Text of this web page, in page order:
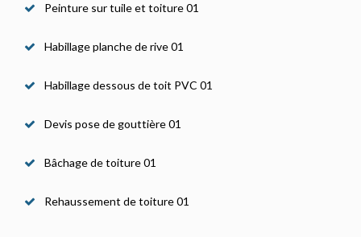
Peinture sur tuile et toiture 01
Habillage planche de rive 01
Habillage dessous de toit PVC 01
Devis pose de gouttière 01
Bâchage de toiture 01
Rehaussement de toiture 01